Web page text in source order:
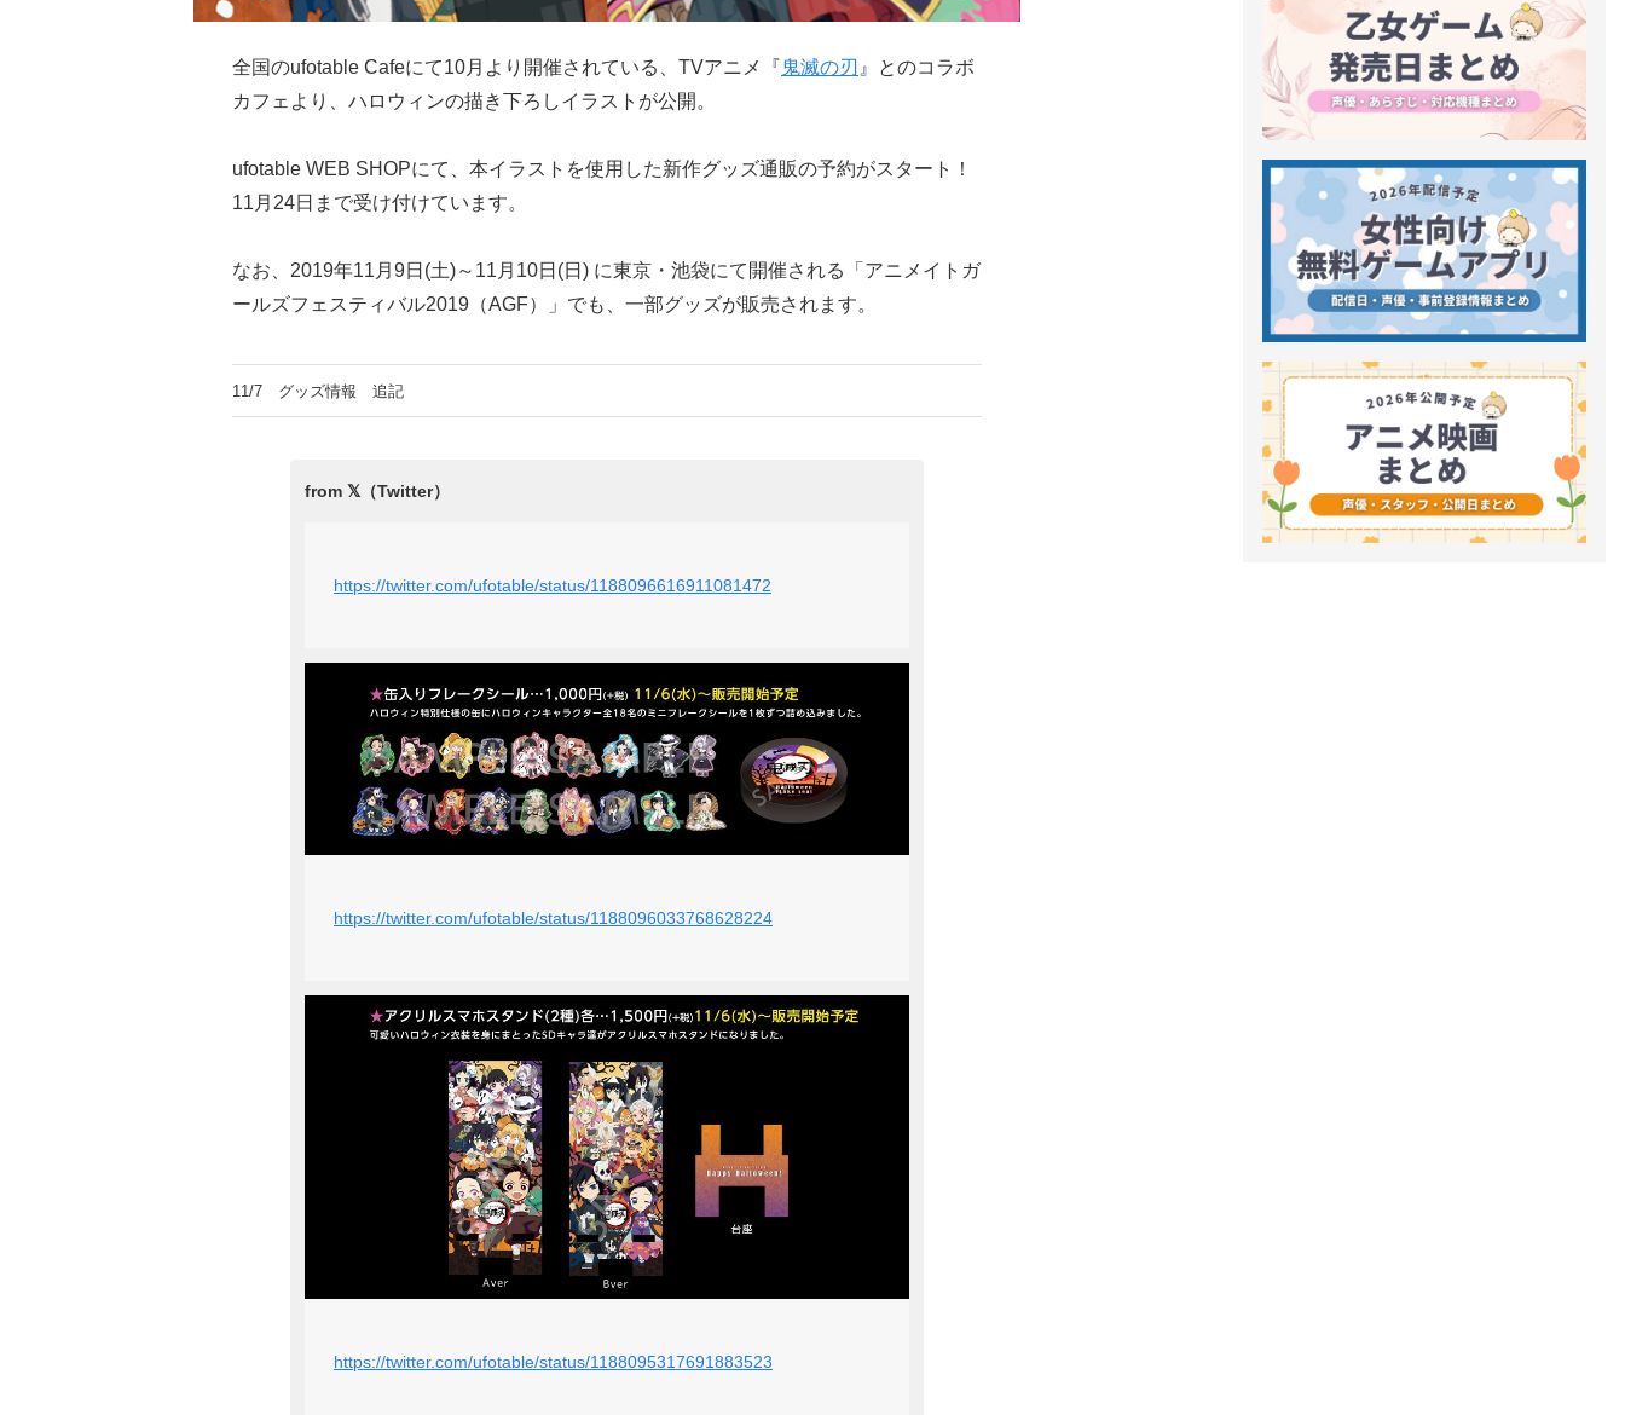
全国のufotable Cafeにて10月より開催されている、TVアニメ『鬼滅の刃 』とのコラボ
カフェより、ハロウィンの描き下ろしイラストが公開。
ufotable WEB SHOPにて、本イラストを使用した新作グッズ通販の予約がスタート！
11月24日まで受け付けています。
なお、2019年11月9日(土)～11月10日(日) に東京・池袋にて開催される「アニメイトガ
ールズフェスティバル2019（AGF）」でも、一部グッズが販売されます。
11/7 グッズ情報 追記
https://twitter.com/ufotable/status/1188096616911081472
https://twitter.com/ufotable/status/1188096033768628224
https://twitter.com/ufotable/status/1188095317691883523